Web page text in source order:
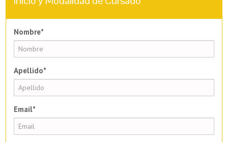
Nombre*
Apellido*
Email*